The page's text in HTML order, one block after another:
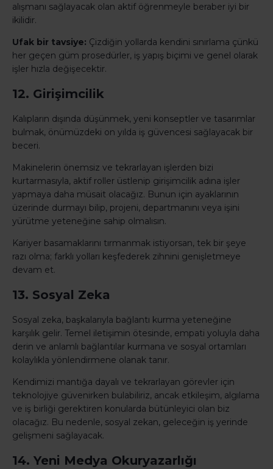
alışmanı sağlayacak olan aktif öğrenmeyle beraber iyi bir
ikilidir.
Ufak bir tavsiye: Çizdiğin yollarda kendini sınırlama çünkü
her geçen güm prosedürler, iş yapış biçimi ve genel olarak
işler hızla değişecektir.
12. Girişimcilik
Kalıpların dışında düşünmek, yeni konseptler ve tasarımlar
bulmak, önümüzdeki on yılda iş güvencesi sağlayacak bir
beceri.
Makinelerin önemsiz ve tekrarlayan işlerden bizi
kurtarmasıyla, aktif roller üstlenip girişimcilik adına işler
yapmaya daha müsait olacağız. Bunun için ayaklarının
üzerinde durmayı bilip, projeni, departmanını veya işini
yürütme yeteneğine sahip olmalısın.
Kariyer basamaklarını tırmanmak istiyorsan, tek bir şeye
razı olma; farklı yolları keşfederek zihnini genişletmeye
devam et.
13. Sosyal Zeka
Sosyal zeka, başkalarıyla bağlantı kurma yeteneğine
karşılık gelir. Temel iletişimin ötesinde, empati yoluyla daha
derin ve anlamlı bağlantılar kurmana ve sosyal ortamları
kolaylıkla yönlendirmene olanak tanır.
Kendimizi mantığa dayalı ve tekrarlayan görevler için
teknolojiye güvenirken bulabiliriz, ancak etkileşim, algılama
ve iş birliği gerektiren konularda bütünleyici olan biz
olacağız. Bu nedenle, sosyal zekan, geleceğin iş yerinde
gelişmeni sağlayacak.
14. Yeni Medya Okuryazarlığı